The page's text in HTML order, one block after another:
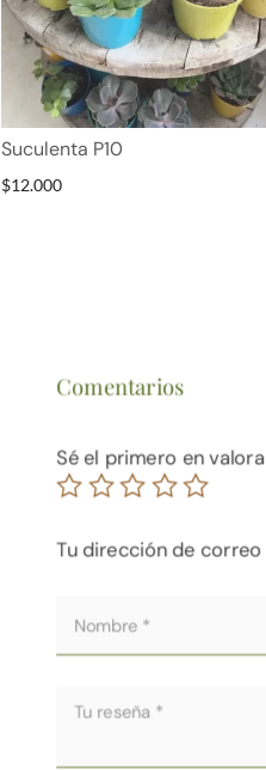
Suculenta P10
$12.000
Comentarios
Sé el primero en
Tu dirección de